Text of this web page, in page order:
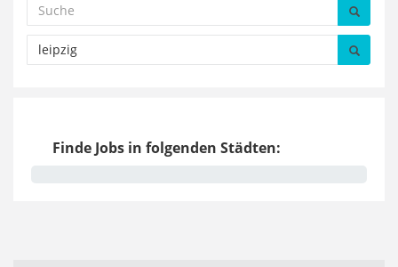
Finde Jobs in folgenden Städten: